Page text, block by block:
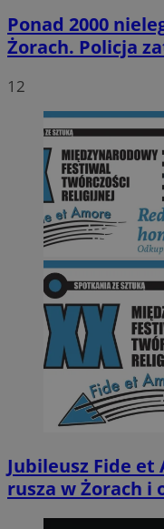
Ponad 2000
Żorach. Policja
12
Jubileusz Fide
rusza w Żorach i